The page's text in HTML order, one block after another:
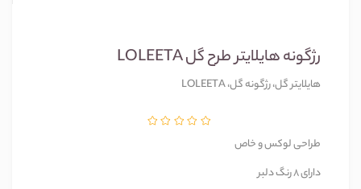
رژگونه هایلایتر طرح گل LOLEETA
هایلایتر گل، رژگونه گل، LOLEETA
طراحی لوکس و خاص
دارای 8 رنگ دلبر